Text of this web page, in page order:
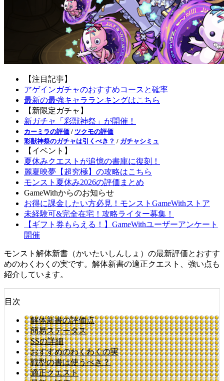
【注目記事】
アゲインガチャのおすすめコースと確率
最新の最強キャラランキングはこちら
【新限定ガチャ】
新ガチャ「彩獣神祭」が開催！
カーミラの評価 / ツクモの評価
彩獣神祭のガチャは引くべき？ / ガチャシミュ
【イベント】
夏休みクエストが追憶の書庫に復刻！
麗夏映夢【超究極】の攻略はこちら
モンスト夏休み2026の評価まとめ
GameWithからのお知らせ
お得に課金したい方必見！モンストGameWithストア
未経験可&完全在宅！攻略ライター募集！
【ギフト券もらえる！】GameWithユーザーアンケート
開催
モンスト解体新書（かいたいしんしょ）の最新評価とおすす
めのわくわくの実です。解体新書の適正クエスト、強い点も
紹介しています。
目次
解体新書の評価点
簡易ステータス
SSの詳細
おすすめのわくわくの実
戦型の書は使うべき？
適正クエスト